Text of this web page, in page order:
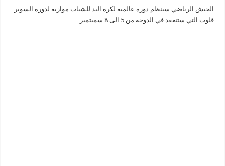
الجيش الرياضي سينظم دورة عالمية لكرة اليد للشباب موازية لدورة السوبر
قلوب التي ستنعقد في الدوحة من 5 الى 8 سمبتمبر